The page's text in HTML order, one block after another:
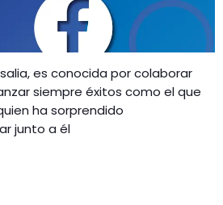
es conocida por colaborar
siempre éxitos como el que
ha sorprendido
junto a él